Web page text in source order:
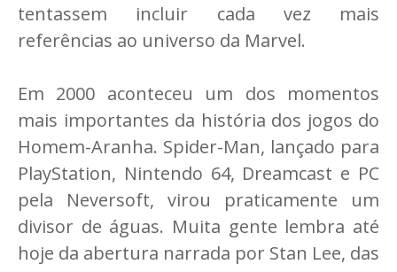
tentassem incluir cada vez mais
referências ao universo da Marvel.
Em 2000 aconteceu um dos momentos
mais importantes da história dos jogos do
Homem-Aranha. Spider-Man, lançado para
PlayStation, Nintendo 64, Dreamcast e PC
pela Neversoft, virou praticamente um
divisor de águas. Muita gente lembra até
hoje da abertura narrada por Stan Lee, das